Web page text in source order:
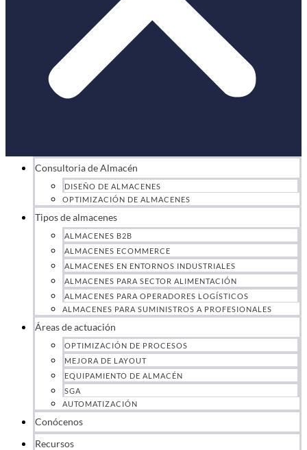
Consultoria de Almacén
DISEÑO DE ALMACENES
OPTIMIZACIÓN DE ALMACENES
Tipos de almacenes
ALMACENES B2B
ALMACENES ECOMMERCE
ALMACENES EN ENTORNOS INDUSTRIALES
ALMACENES PARA SECTOR ALIMENTACIÓN
ALMACENES PARA OPERADORES LOGÍSTICOS
ALMACENES PARA SUMINISTROS A PROFESIONALES
Áreas de actuación
OPTIMIZACIÓN DE PROCESOS
MEJORA DE LAYOUT
EQUIPAMIENTO DE ALMACÉN
SGA
AUTOMATIZACIÓN
Conócenos
Recursos